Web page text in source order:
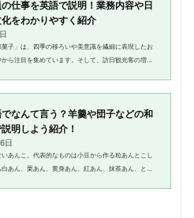
仕事を英語で説明！業務内容や日
をわかりやすく紹介
子」は、四季の移ろいや美意識を繊細に表現したお
ら注目を集めています。そして、訪日観光客の増加
なんて言う？羊羹や団子などの和
明しよう紹介！
日
あんこ。代表的なものは小豆から作る粒あんとこし
あん、栗あん、黄身あん、紅あん、抹茶あん、と